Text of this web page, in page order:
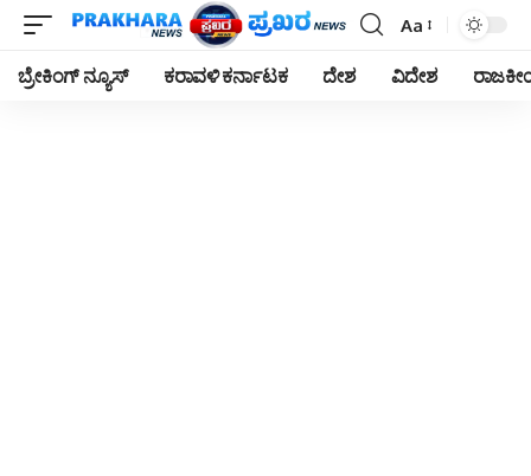
Font
Resizer
Aa
ಬ್ರೇಕಿಂಗ್ ನ್ಯೂಸ್ ಕರಾವಳಿ ಕರ್ನಾಟಕ ದೇಶ ವಿದೇಶ